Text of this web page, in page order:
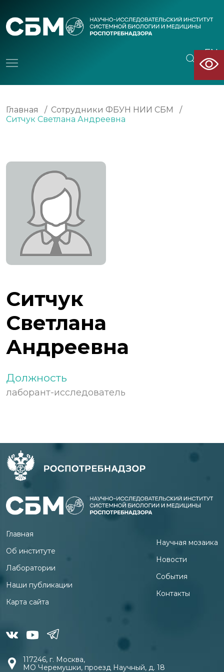
EN
CN
Главная / Сотрудники ФБУН НИИ СБМ
/
Ситчук Светлана Андреевна
Ситчук
Светлана
Андреевна
Должность
лаборант-исследователь
Главная
Об институте
Лаборатории
Наши публикации
Карта сайта
Научная мозаика
Новости
События
Контакты
117246, г. Москва,
МО Черемушки, проезд Научный, д. 18